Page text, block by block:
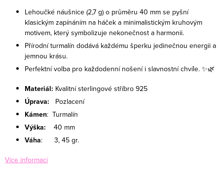
Lehoučké náušnice (2,7 g) o průměru 40 mm se pyšní
klasickým zapínáním na háček a minimalistickým kruhovým
motivem, který symbolizuje nekonečnost a harmonii.
Přírodní turmalín dodává každému šperku jedinečnou energii a
jemnou krásu.
Perfektní volba pro každodenní nošení i slavnostní chvíle. ✨🌿
Materiál: Kvalitní sterlingové stříbro 925
Úprava: Pozlacení
Kámen: Turmalín
Výška: 40 mm
Váha: 3, 45 gr.
Více informací